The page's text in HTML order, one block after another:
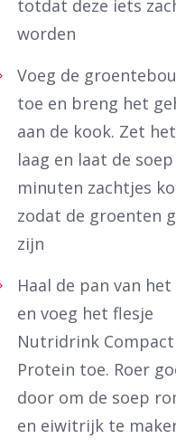
totdat deze iets
worden
Voeg de
toe en breng het
aan de kook. Zet
laag en laat de soep
minuten zachtjes
zodat de groenten
zijn
Haal de pan van
en voeg het flesje
Nutridrink Compact
Protein toe. Roer
door om de soep
en eiwitrijk te